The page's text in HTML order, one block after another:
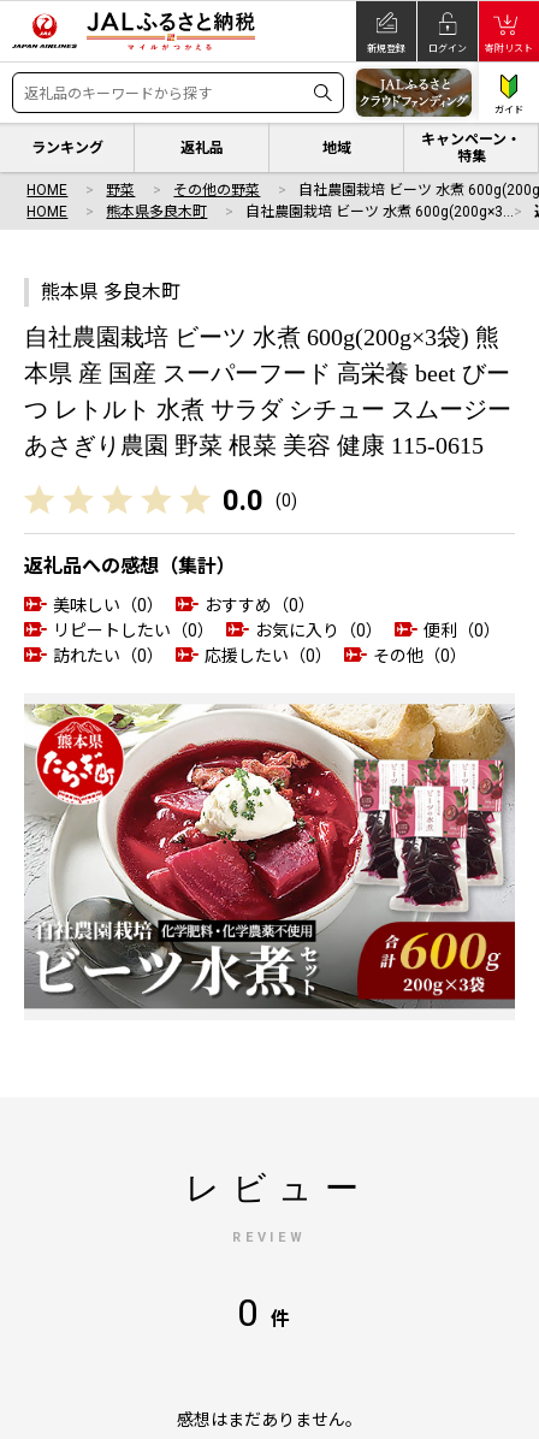
新規登録 ログイン 寄附リスト
ガイド
ランキング 返礼品 地域
キャンペーン・
特集
HOME 野菜 その他の野菜
自社農園栽培 ビーツ 水煮
HOME
熊本県多良木町 自社農園栽培 ビーツ 水煮 600g(200g×3…
熊本県 多良木町
自社農園栽培 ビーツ 水煮 600g(200g×3袋) 熊
本県 産 国産 スーパーフード 高栄養 beet びー
つ レトルト 水煮 サラダ シチュー スムージー
あさぎり農園 野菜 根菜 美容 健康 115-0615
0.0 (0)
返礼品への感想（集計）
美味しい（0）
おすすめ（0）
リピートしたい（0）
お気に入り（0）
便利（0）
訪れたい（0）
応援したい（0） その他（0）
レビュー
REVIEW
0 件
感想はまだありません。